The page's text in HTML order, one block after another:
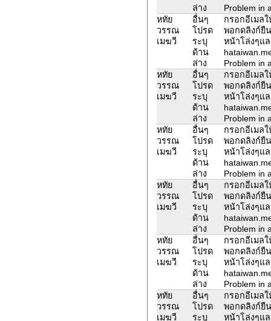
ล่าง
Problem in
หทัย
วรรณ
เมฆวี
อื่นๆ
โปรด
ระบุ
ด้าน
ล่าง
กรอกอีเมล
พอกดลิงก์ยื
หน้าโล่งๆแ
Problem in
หทัย
วรรณ
เมฆวี
อื่นๆ
โปรด
ระบุ
ด้าน
ล่าง
กรอกอีเมล
พอกดลิงก์ยื
หน้าโล่งๆแ
Problem in
หทัย
วรรณ
เมฆวี
อื่นๆ
โปรด
ระบุ
ด้าน
ล่าง
กรอกอีเมล
พอกดลิงก์ยื
หน้าโล่งๆแ
Problem in
หทัย
วรรณ
เมฆวี
อื่นๆ
โปรด
ระบุ
ด้าน
ล่าง
กรอกอีเมล
พอกดลิงก์ยื
หน้าโล่งๆแ
Problem in
หทัย
วรรณ
เมฆวี
อื่นๆ
โปรด
ระบุ
ด้าน
ล่าง
กรอกอีเมล
พอกดลิงก์ยื
หน้าโล่งๆแ
Problem in
หทัย
วรรณ
เมฆวี
อื่นๆ
โปรด
ระบุ
กรอกอีเมล
พอกดลิงก์ยื
หน้าโล่งๆแ